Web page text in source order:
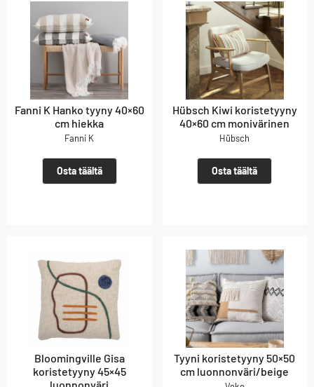
Fanni K Hanko tyyny 40×60
cm hiekka
Fanni K
Osta täältä
Hübsch Kiwi koristetyyny
40×60 cm monivärinen
Hübsch
Osta täältä
Bloomingville Gisa
koristetyyny 45×45
Tyyni koristetyyny 50×50
cm luonnonväri/beige